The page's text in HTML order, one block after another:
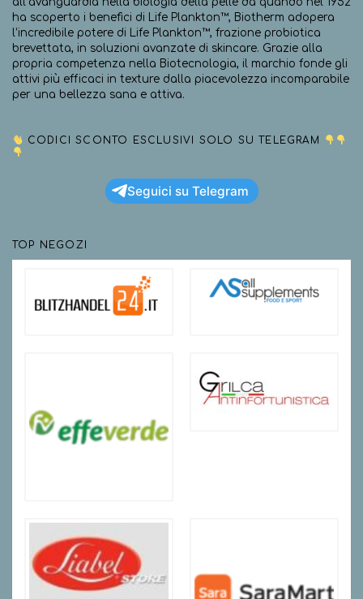
ha scoperto i benefici di Life Plankton™, Biotherm adopera
l’incredibile potere di Life Plankton™, frazione probiotica
brevettata, in soluzioni avanzate di skincare. Grazie alla
propria competenza nella Biotecnologia, il marchio fonde gli
attivi più efficaci in texture dalla piacevolezza incomparabile
per una bellezza sana e attiva.
CODICI SCONTO ESCLUSIVI SOLO SU TELEGRAM
Seguici su Telegram
TOP NEGOZI